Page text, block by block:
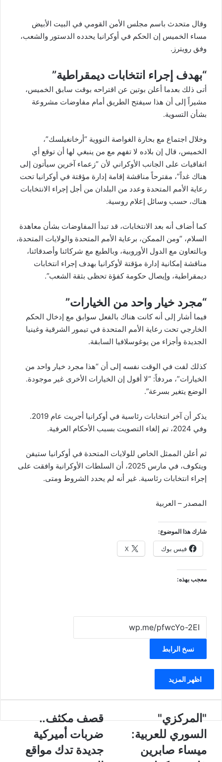
وقال متحدث باسم مجلس الأمن القومي في البيت الأبيض
مساء الخميس إن الحكم في أوكرانيا يحدده الدستور والشعب،
وفق رويترز.
“بهدف إجراء انتخابات ديمقراطية”
أتى ذلك بعدما أعلن بوتين عن اقتراحه بوقت سابق الخميس،
مشيراً إلى أن هذا سيفتح الطريق أمام مفاوضات مشروعة
بشأن التسوية.
وخلال اجتماع مع بحارة الغواصة النووية “أرخانغيلسك”،
الخميس، قال إن بلاده لا تفهم مع من ينبغي لها أن توقع أي
اتفاقيات على الجانب الأوكراني لأن “زعماء آخرين سيأتون إلى
هناك غداً”، مقترحاً مناقشة إقامة إدارة مؤقتة في أوكرانيا تحت
رعاية الأمم المتحدة وعدد من البلدان من أجل إجراء الانتخابات
هناك، حسب وسائل إعلام روسية.
كما أضاف أنه بعد الانتخابات، قد تبدأ المفاوضات بشأن معاهدة
السلام، “ومن الممكن، برعاية الأمم المتحدة والولايات المتحدة،
وبالتعاون مع الدول الأوروبية، وبالطبع مع شركائنا وأصدقائنا،
مناقشة إمكانية إدارة مؤقتة لأوكرانيا بهدف إجراء انتخابات
ديمقراطية، وإيصال حكومة كفؤة تحظى بثقة الشعب”.
“مجرد خيار واحد من الخيارات”
فيما أشار إلى أنه كانت هناك بالفعل سوابق مع إدخال الحكم
الخارجي تحت رعاية الأمم المتحدة في تيمور الشرقية وغينيا
الجديدة وأجزاء من يوغوسلافيا السابقة.
كذلك لفت في الوقت نفسه إلى أن “هذا مجرد خيار واحد من
الخيارات”، مردفاً: “لا أقول إن الخيارات الأخرى غير موجودة.
الوضع يتغير بسرعة”.
يذكر أن آخر انتخابات رئاسية في أوكرانيا أجريت عام 2019.
وفي 2024، تم إلغاء التصويت بسبب الأحكام العرفية.
ثم أعلن الممثل الخاص للولايات المتحدة في أوكرانيا ستيفن
ويتكوف، في مارس 2025، أن السلطات الأوكرانية وافقت على
إجراء انتخابات رئاسية. غير أنه لم يحدد الشروط ومتى.
المصدر – العربية
شارك هذا الموضوع:
فيس بوك X
معجب بهذه:
نسخ الرابط
اظهر المزيد
ق
ف
ك
قصف مكثف..
ضربات أميركية
جديدة تدك مواقع
"
ر
"المركزي"
السوري للعربية:
ميساء صابرين